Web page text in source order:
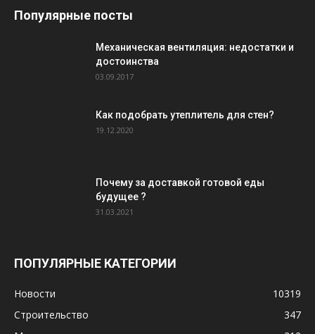
Популярные посты
Механическая вентиляция: недостатки и
достоинства
03.09.2017
Как подобрать утеплитель для стен?
19.12.2020
Почему за доставкой готовой еды
будущее ?
31.03.2021
ПОПУЛЯРНЫЕ КАТЕГОРИИ
Новости
10319
Строительство
347